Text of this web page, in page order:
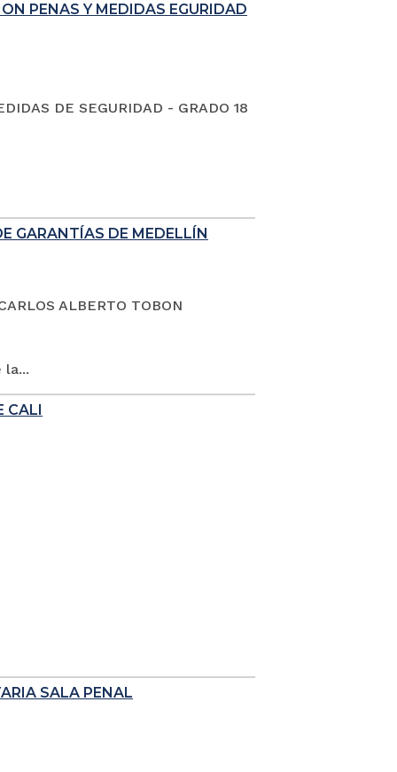
PENAS Y MEDIDAS EGURIDAD
DE SEGURIDAD - GRADO 18
GARANTÍAS DE MEDELLÍN
ALBERTO TOBON
la...
CALI
SALA PENAL